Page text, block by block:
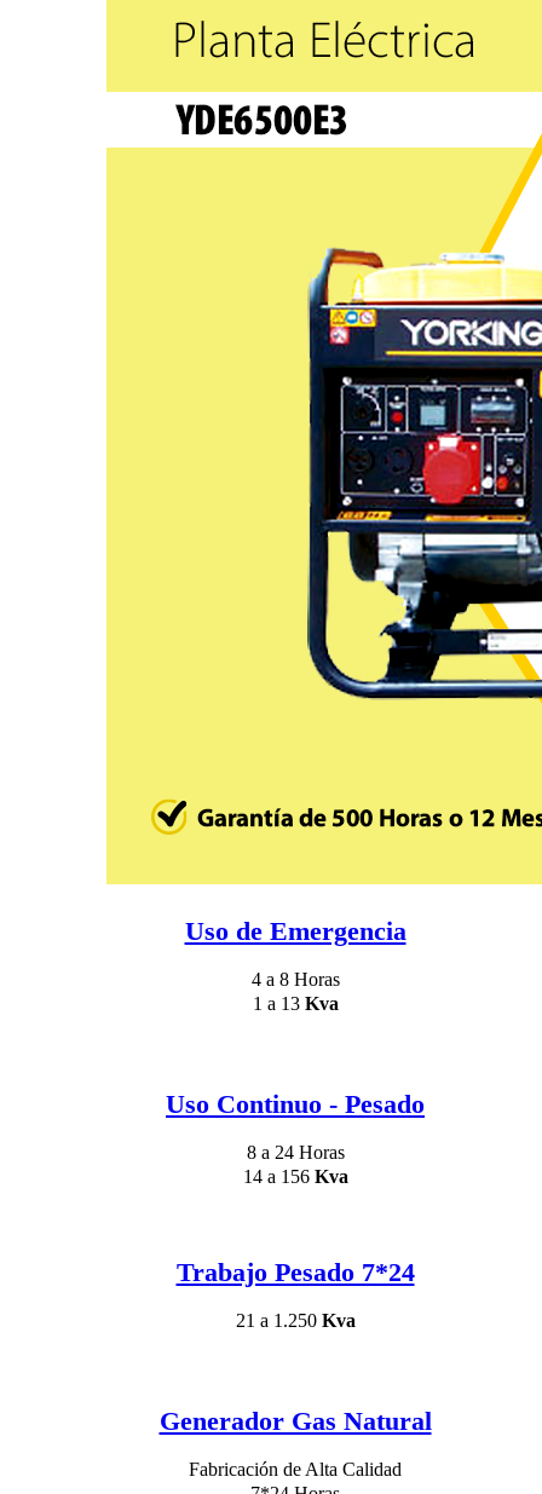
Uso de Emergencia
4 a 8 Horas
1 a 13 Kva
Uso Continuo - Pesado
8 a 24 Horas
14 a 156 Kva
Trabajo Pesado 7*24
21 a 1.250 Kva
Generador Gas Natural
Fabricación de Alta Calidad